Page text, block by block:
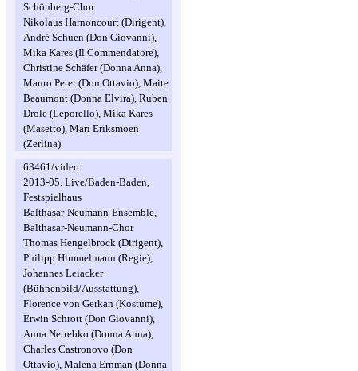
Schönberg-Chor
Nikolaus Harnoncourt (Dirigent),
André Schuen (Don Giovanni),
Mika Kares (Il Commendatore),
Christine Schäfer (Donna Anna),
Mauro Peter (Don Ottavio), Maite
Beaumont (Donna Elvira), Ruben
Drole (Leporello), Mika Kares
(Masetto), Mari Eriksmoen
(Zerlina)
63461/video
2013-05. Live/Baden-Baden,
Festspielhaus
Balthasar-Neumann-Ensemble,
Balthasar-Neumann-Chor
Thomas Hengelbrock (Dirigent),
Philipp Himmelmann (Regie),
Johannes Leiacker
(Bühnenbild/Ausstattung),
Florence von Gerkan (Kostüme),
Erwin Schrott (Don Giovanni),
Anna Netrebko (Donna Anna),
Charles Castronovo (Don
Ottavio), Malena Ernman (Donna